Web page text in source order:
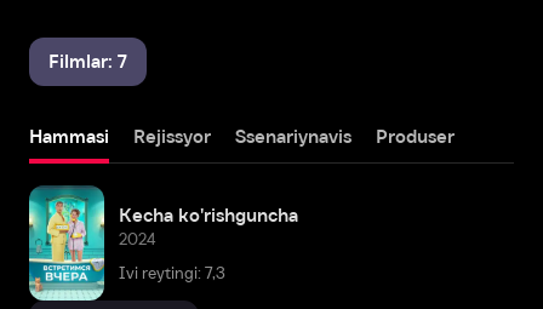
Filmlar: 7
Hammasi Rejissyor Ssenariynavis Produser
Kecha ko'rishguncha
2024
Ivi reytingi: 7,3